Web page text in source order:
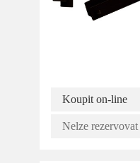
Koupit on-line
Nelze rezervovat